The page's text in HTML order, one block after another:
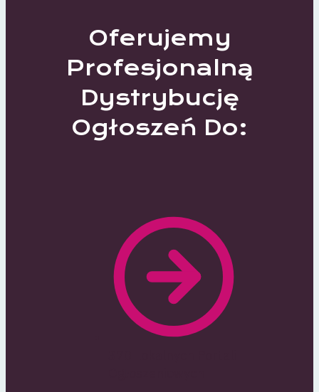
Oferujemy
Profesjonalną
Dystrybucję
Ogłoszeń Do: